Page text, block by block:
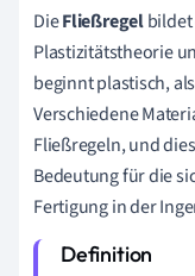
DieFließregelbildet
Plastizitätstheorie
beginnt plastisch,
Verschiedene
Fließregeln, und
Bedeutung für die
Fertigung in der